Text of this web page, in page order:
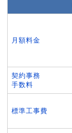
月額料金
契約事務
手数料
標準工事費